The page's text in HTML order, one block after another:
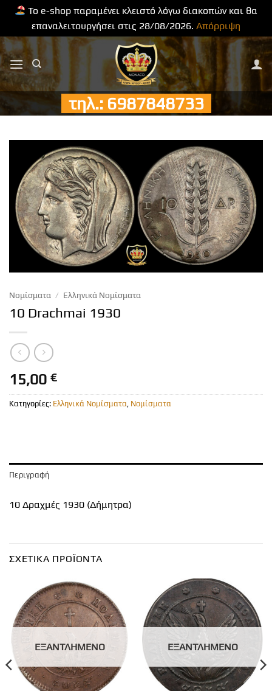
Το e-shop παραμένει κλειστό λόγω διακοπών και θα
επαναλειτουργήσει στις 28/08/2026. Απόρριψη
Μετάβαση
στο
περιεχόμενο
τηλ.: 6987848733
Νομίσματα / Ελληνικά Νομίσματα
10 Drachmai 1930
15,00 €
Κατηγορίες: Ελληνικά Νομίσματα Νομίσματα
Περιγραφή
10 Δραχμές 1930 (Δήμητρα)
ΣΧΕΤΙΚΆ ΠΡΟΪΌΝΤΑ
ΕΞΑΝΤΛΗΜΈΝΟ ΕΞΑΝΤΛΗΜΈΝΟ